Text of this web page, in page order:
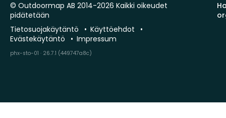
© Outdoormap AB 2014-2026 Kaikki oikeudet
pidätetään
Tietosuojakäytäntö
Käyttöehdot
Evästekäytäntö
Impressum
phx-sto-01 · 26.7.1 (449747a8c)